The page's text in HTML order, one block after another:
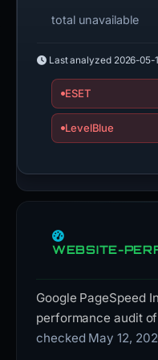
total unavailable
Last analyzed 2026-05-
ESET
LevelBlue
WEBSITE-
Google PageSpeed
performance audit
checked May 12,